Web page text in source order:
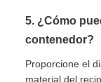
5. ¿Cómo
contenedor?
Proporcione el
material del